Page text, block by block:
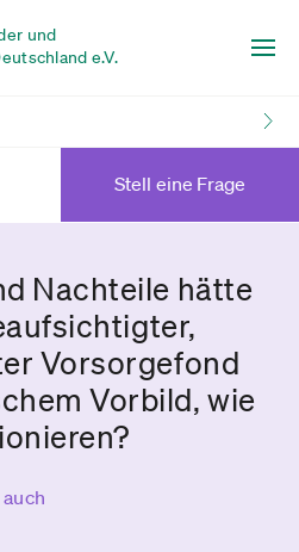
und
e.V.
Stell eine Frage
Nachteile hätte
Vorsorgefond
Vorbild, wie